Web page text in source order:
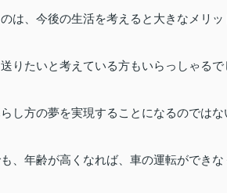
は、今後の生活を考えると大きなメリッ
りたいと考えている方もいらっしゃるで
し方の夢を実現することになるのではな
、年齢が高くなれば、車の運転ができな